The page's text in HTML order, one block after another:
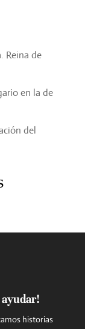
Reina de
en la de
del
ayudar!
historias